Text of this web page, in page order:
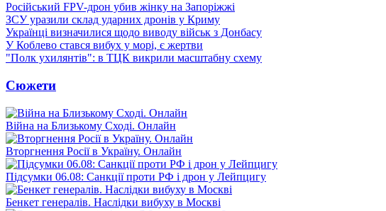
Російський FPV-дрон убив жінку на Запоріжжі
ЗСУ уразили склад ударних дронів у Криму
Українці визначилися щодо виводу військ з Донбасу
У Коблево стався вибух у морі, є жертви
"Полк ухилянтів": в ТЦК викрили масштабну схему
Сюжети
Війна на Близькому Сході. Онлайн
Вторгнення Росії в Україну. Онлайн
Підсумки 06.08: Санкції проти РФ і дрон у Лейпцигу
Бенкет генералів. Наслідки вибуху в Москві